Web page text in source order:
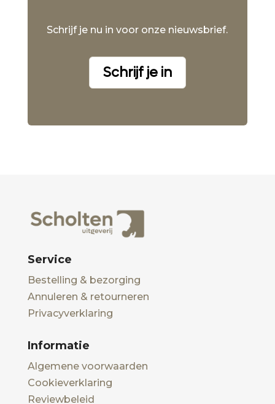
Schrijf je nu in voor onze nieuwsbrief.
Schrijf je in
Service
Bestelling & bezorging
Annuleren & retourneren
Privacyverklaring
Informatie
Algemene voorwaarden
Cookieverklaring
Reviewbeleid